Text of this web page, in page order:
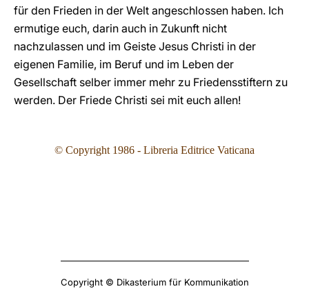
für den Frieden in der Welt angeschlossen haben. Ich
ermutige euch, darin auch in Zukunft nicht
nachzulassen und im Geiste Jesus Christi in der
eigenen Familie, im Beruf und im Leben der
Gesellschaft selber immer mehr zu Friedensstiftern zu
werden. Der Friede Christi sei mit euch allen!
© Copyright 1986 - Libreria Editrice Vaticana
Copyright © Dikasterium für Kommunikation